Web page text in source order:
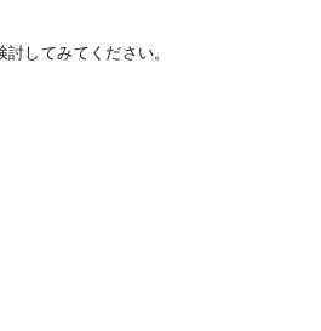
してみてください。